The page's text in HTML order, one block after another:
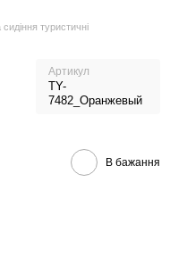
туристичні
Артикул
TY-
7482_Оранжевый
В бажання